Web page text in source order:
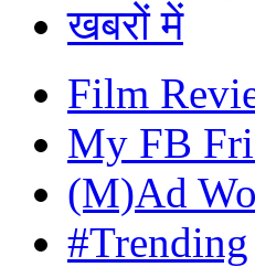
खबरों में
Film
My FB
(M)Ad
#Trending